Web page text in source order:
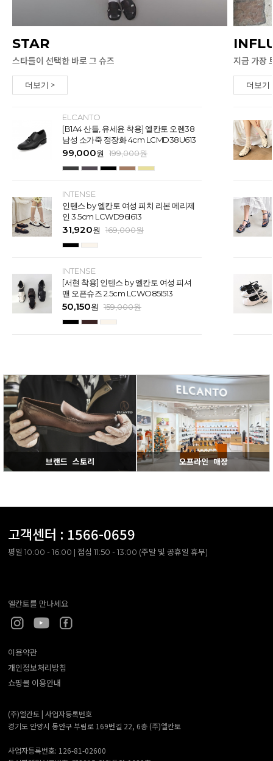
STAR
스타들이 선택한 바로 그 슈즈
더보기 >
ELCANTO
[B1A4 산들, 유세윤 착용] 엘칸토 오렌38
남성 소가죽 정장화 4cm LCMD38U613
99,000원 199,000원
INTENSE
인텐스 by 엘칸토 여성 피치 리본 메리제
인 3.5cm LCWD96I613
31,920원 169,000원
INTENSE
[서현 착용] 인텐스 by 엘칸토 여성 피셔
맨 오픈슈즈 2.5cm LCWO85I513
50,150원 159,000원
지금 가장
더보기
브랜드 스토리 오프라인 매장
고객센터 : 1566-0659
평일 10:00 - 16:00 | 점심 11:50 - 13:00 (주말 및 공휴일 휴무)
엘칸토를 만나세요
이용약관
개인정보처리방침
쇼핑몰 이용안내
(주)엘칸토 | 사업자등록번호
경기도 안양시 동안구 부림로 169번길 22, 6층 (주)엘칸토
사업자등록번호: 126-81-02600